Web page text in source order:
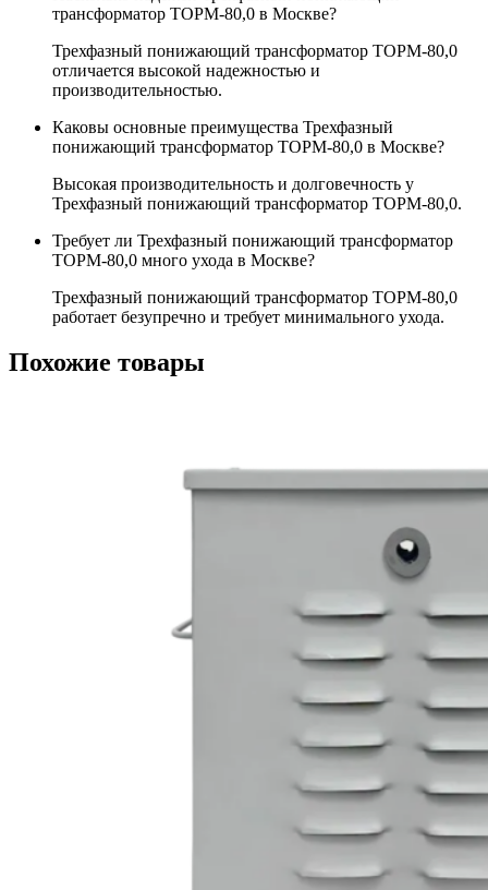
трансформатор ТОРМ-80,0 в Москве?
Трехфазный понижающий трансформатор ТОРМ-80,0
отличается высокой надежностью и
производительностью.
Каковы основные преимущества Трехфазный
понижающий трансформатор ТОРМ-80,0 в Москве?
Высокая производительность и долговечность у
Трехфазный понижающий трансформатор ТОРМ-80,0.
Требует ли Трехфазный понижающий трансформатор
ТОРМ-80,0 много ухода в Москве?
Трехфазный понижающий трансформатор ТОРМ-80,0
работает безупречно и требует минимального ухода.
Похожие товары